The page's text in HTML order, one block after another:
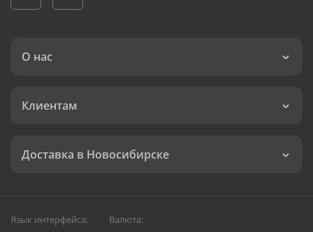
О нас
Клиентам
Доставка в Новосибирске
Язык интерфейса: Валюта: